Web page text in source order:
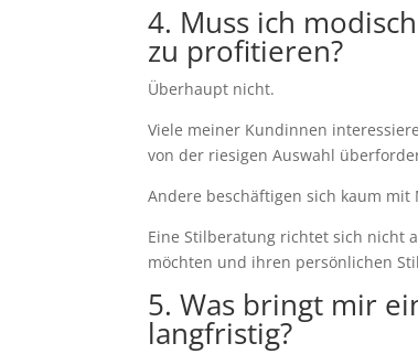
4. Muss ich
zu profitieren?
Überhaupt nicht.
Viele meiner Kundinnen
von der riesigen Auswahl
Andere beschäftigen sich kaum
Eine Stilberatung richtet sich nicht
möchten und ihren persönlichen
5. Was bringt mir
langfristig?